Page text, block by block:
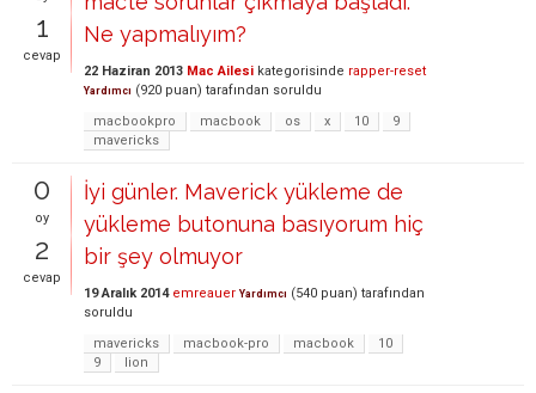
1
cevap
Ne yapmalıyım?
22 Haziran 2013 Mac Ailesi kategorisinde rapper-reset
Yardımcı (920 puan) tarafından soruldu
macbookpro
macbook os x 10
9
mavericks
0
oy
2
cevap
İyi günler. Maverick yükleme de
yükleme butonuna basıyorum hiç
bir şey olmuyor
19 Aralık 2014 emreauer Yardımcı (540 puan) tarafından
soruldu
mavericks
macbook-pro macbook
10
9
lion